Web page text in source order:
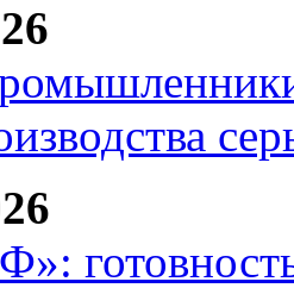
готовность